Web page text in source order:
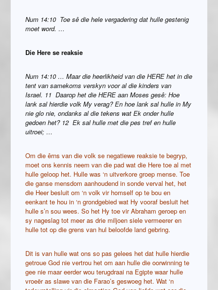
Num 14:10 Toe sê die hele vergadering dat hulle gestenig
moet word. …
Die Here se reaksie
Num 14:10 … Maar die heerlikheid van die HERE het in die
tent van samekoms verskyn voor al die kinders van
Israel. 11 Daarop het die HERE aan Moses gesê: Hoe
lank sal hierdie volk My verag? En hoe lank sal hulle in My
nie glo nie, ondanks al die tekens wat Ek onder hulle
gedoen het? 12 Ek sal hulle met die pes tref en hulle
uitroei; …
Om die êrns van die volk se negatiewe reaksie te begryp,
moet ons kennis neem van die pad wat die Here toe al met
hulle geloop het. Hulle was ‘n uitverkore groep mense. Toe
die ganse mensdom aanhoudend in sonde verval het, het
die Heer besluit om ‘n volk vir homself op te bou en
eenkant te hou in ‘n grondgebied wat Hy vooraf besluit het
hulle s’n sou wees. So het Hy toe vir Abraham geroep en
sy nageslag tot meer as drie miljoen siele vermeerer en
hulle tot op die grens van hul beloofde land gebring.
Dit is van hulle wat ons so pas gelees het dat hulle hierdie
getroue God nie vertrou het om aan hulle die oorwinning te
gee nie maar eerder wou terugdraai na Egipte waar hulle
vroeër as slawe van die Farao’s geswoeg het. Wat ‘n